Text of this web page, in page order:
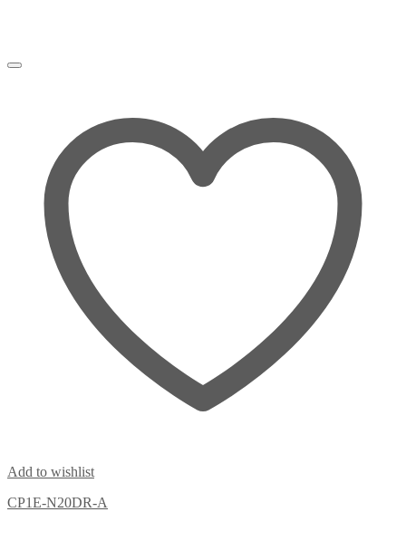
Add to wishlist
CP1E-N20DR-A